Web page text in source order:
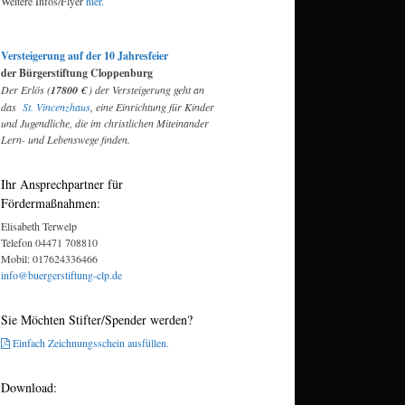
Versteigerung auf der 10 Jahresfeier
der Bürgerstiftung Cloppenburg
Der Erlös (17800 €) der Versteigerung geht an
das St. Vincenzhaus, eine Einrichtung für Kinder
und Jugendliche, die im christlichen Miteinander
Lern- und Lebenswege finden.
Ihr Ansprechpartner für
Fördermaßnahmen:
Elisabeth Terwelp
Telefon 04471 708810
Mobil: 017624336466
info@buergerstiftung-clp.de
Sie Möchten Stifter/Spender werden?
Einfach Zeichnungsschein ausfüllen.
Download: